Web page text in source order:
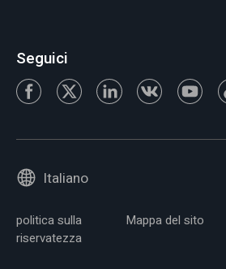
Seguici
Italiano
politica sulla
riservatezza
Mappa del sito